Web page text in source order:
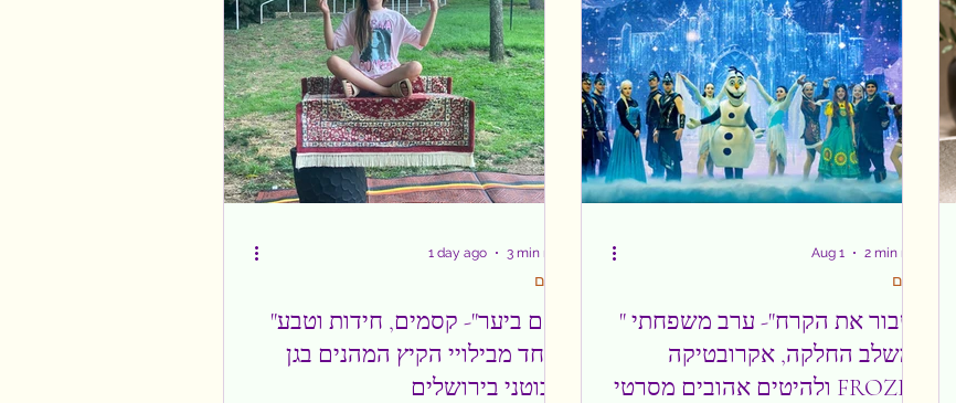
"קסם ביער"- קסמים, חידות וטבע
באחד מבילויי הקיץ המהנים בגן
ילדים
1 day ago 3 min read
" לשבור את הקרח"- ערב משפחתי
המשלב החלקה, אקרובטיקה
ולהיטים אהובים מסרטי FROZEN
ילדים
Aug 1 2 min read